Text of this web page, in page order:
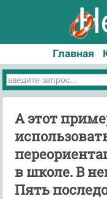
Главная
А этот
в школе. В
Пять